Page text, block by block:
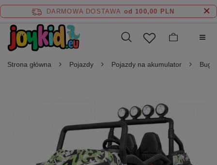
DARMOWA DOSTAWA od 100,00 PLN
Strona główna Pojazdy Pojazdy na akumulator